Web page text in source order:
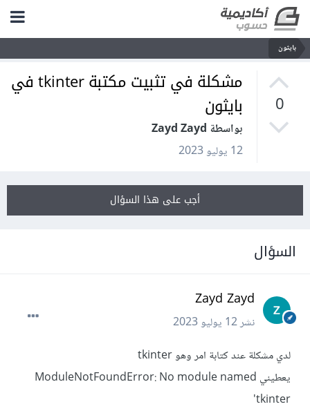
بايثون
0
مشكلة في تثبيت مكتبة tkinter في
بايثون
بواسطة Zayd Zayd
12 يوليو 2023
أجب على هذا السؤال
السؤال
Zayd Zayd
نشر12 يوليو 2023
لدي مشكلة عند كتابة امر وهو tkinter
يعطيني ModuleNotFoundError: No module named
'tkinter